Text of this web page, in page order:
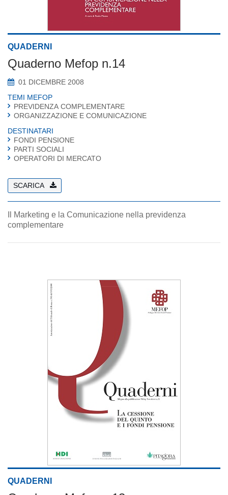
QUADERNI
Quaderno Mefop n.14
01 DICEMBRE 2008
TEMI MEFOP
PREVIDENZA COMPLEMENTARE
ORGANIZZAZIONE E COMUNICAZIONE
DESTINATARI
FONDI PENSIONE
PARTI SOCIALI
OPERATORI DI MERCATO
SCARICA
Il Marketing e la Comunicazione nella previdenza
complementare
QUADERNI